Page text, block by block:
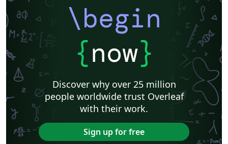
\begin
{now}
Discover why over 25 million
people worldwide trust Overleaf
with their work.
Sign up for free